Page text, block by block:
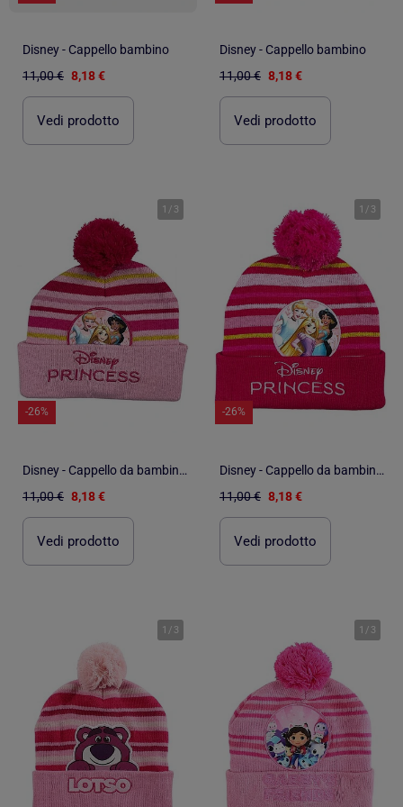
Disney - Cappello bambino
11,00 € 8,18 €
Vedi prodotto
Disney - Cappello bambino
11,00 € 8,18 €
Vedi prodotto
1 / 3
-26%
Disney - Cappello da bambina con pon-pon
11,00 € 8,18 €
Vedi prodotto
1 / 3
-26%
Disney - Cappello da bambina delle
11,00 € 8,18 €
Vedi prodotto
1 / 3 1 / 3